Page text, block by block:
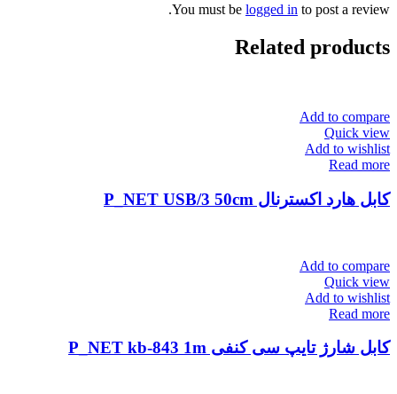
You must be logged in to post a review.
Related products
Add to compare
Quick view
Add to wishlist
Read more
کابل هارد اکسترنال P_NET USB/3 50cm
Add to compare
Quick view
Add to wishlist
Read more
کابل شارژ تایپ سی کنفی P_NET kb-843 1m